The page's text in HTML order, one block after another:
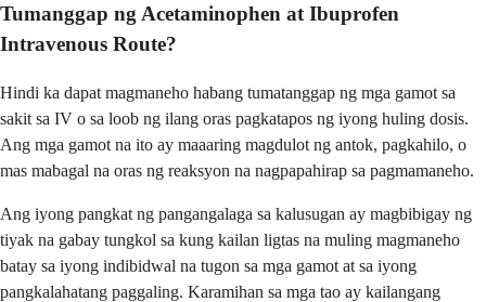
Tumanggap ng Acetaminophen at Ibuprofen
Intravenous Route?
Hindi ka dapat magmaneho habang tumatanggap ng mga gamot sa
sakit sa IV o sa loob ng ilang oras pagkatapos ng iyong huling dosis.
Ang mga gamot na ito ay maaaring magdulot ng antok, pagkahilo, o
mas mabagal na oras ng reaksyon na nagpapahirap sa pagmamaneho.
Ang iyong pangkat ng pangangalaga sa kalusugan ay magbibigay ng
tiyak na gabay tungkol sa kung kailan ligtas na muling magmaneho
batay sa iyong indibidwal na tugon sa mga gamot at sa iyong
pangkalahatang paggaling. Karamihan sa mga tao ay kailangang